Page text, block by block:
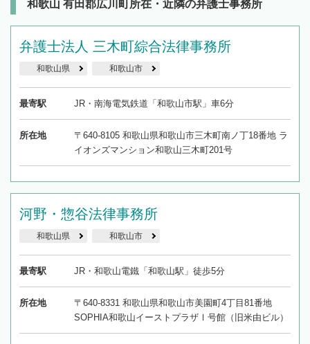
和歌山 有田郡広川町所在・近隣の弁護士事務所
弁護士法人 三木町綜合法律事務所
和歌山県 和歌山市
最寄駅 JR・南海電気鉄道「和歌山市駅」車6分
所在地
〒640-8105 和歌山県和歌山市三木町南ノ丁18番地 ラ
イオンズマンション和歌山三木町201号
河野・惣谷法律事務所
和歌山県 和歌山市
最寄駅 JR・和歌山電鐵「和歌山駅」徒歩5分
所在地
〒640-8331 和歌山県和歌山市美園町4丁目81番地
SOPHIA和歌山イーストプラザⅠ号館（旧米由ビル）